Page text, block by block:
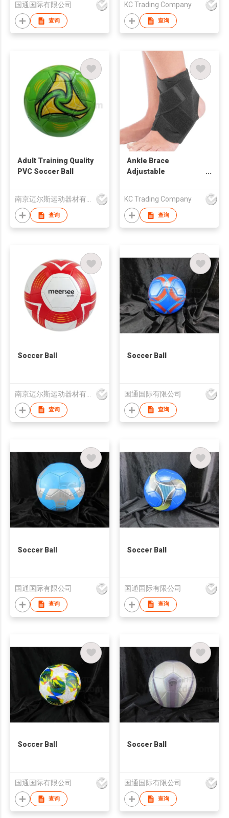
国通国际有限公司
查询
KC Trading Company
查询
Adult Training Quality
PVC Soccer Ball
南京迈尔斯运动器材有限公司
查询
Ankle Brace
Adjustable
for Sports Protect
KC Trading Company
查询
Soccer Ball
查询
Soccer Ball
国通国际有限公司
查询
Soccer Ball
国通国际有限公司
查询
Soccer Ball
国通国际有限公司
查询
Soccer Ball
国通国际有限公司
查询
Soccer Ball
国通国际有限公司
查询